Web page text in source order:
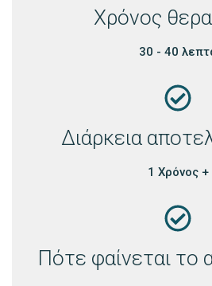
Χρόνος
30 - 40
Διάρκεια
1 Χρόνος +
Πότε φαίνεται το